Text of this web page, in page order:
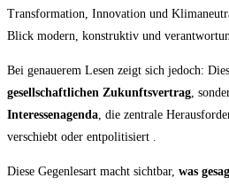
Transformation, Innovation und
Blick modern, konstruktiv und
Bei genauerem Lesen zeigt sich jedoch:
gesellschaftlichen Zukunftsvertrag,
Interessenagenda, die zentrale
verschiebt oder entpolitisiert .
Diese Gegenlesart macht sichtbar, was